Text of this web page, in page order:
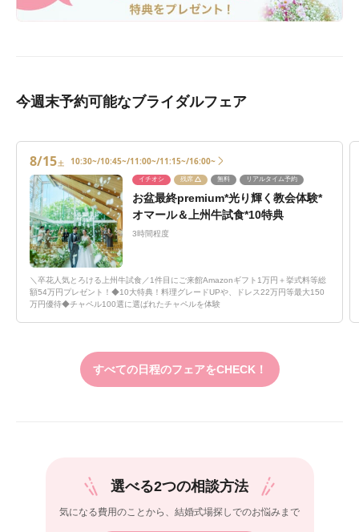
今週末予約可能なブライダルフェア
8/15土 10:30~/10:45~/11:00~/11:15~/16:00~
イチオシ 残席 無料 リアルタイム予約
お盆最終premium*光り輝く教会体験*
オマール＆上州牛試食*10特典
3時間程度
＼卒花人気とろける上州牛試食／1件目にご来館Amazonギフト1万円＋挙式料等総
額54万円プレゼント！◆10大特典！料理グレードUPや、ドレス22万円等最大150
万円優待◆チャペル100選に選ばれたチャペルを体験
すべての日程のフェアをCHECK！
選べる2つの相談方法
気になる費用のことから、 結婚式場探しでのお悩みまで